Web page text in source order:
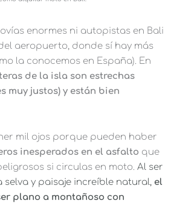
enormes ni autopistas en Bali
aeropuerto, donde sí hay más
la conocemos en España). En
de la isla son estrechas
muy justos) y están bien
mil ojos porque pueden haber
inesperados en el asfalto que
si circulas en moto. Al ser
selva y paisaje increíble natural, el
plano a montañoso con